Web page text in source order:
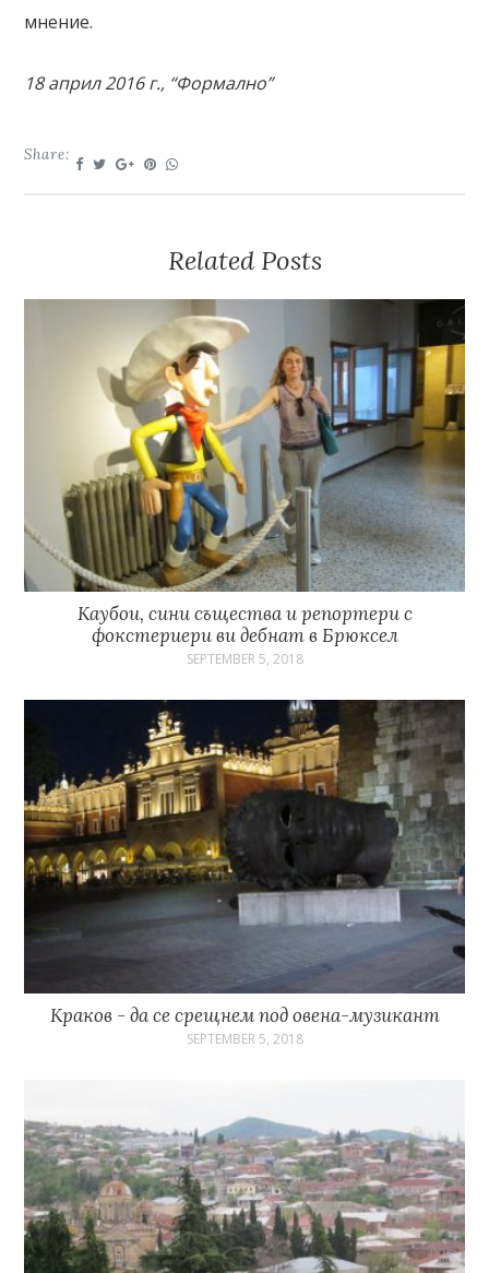
мнение.
18 април 2016 г., “Формално”
Share:
Related Posts
Каубои, сини същества и репортери с
фокстериери ви дебнат в Брюксел
SEPTEMBER 5, 2018
Краков - да се срещнем под овена-музикант
SEPTEMBER 5, 2018